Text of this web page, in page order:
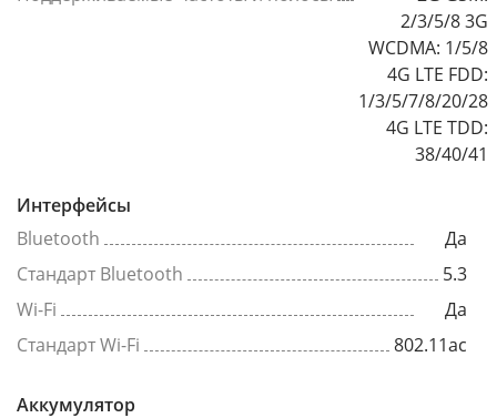
2/3/5/8 3G
WCDMA: 1/5/8
4G LTE FDD:
1/3/5/7/8/20/28
4G LTE TDD:
38/40/41
Интерфейсы
Bluetooth
Да
Стандарт Bluetooth
5.3
Wi-Fi
Да
Стандарт Wi-Fi
802.11ac
Аккумулятор